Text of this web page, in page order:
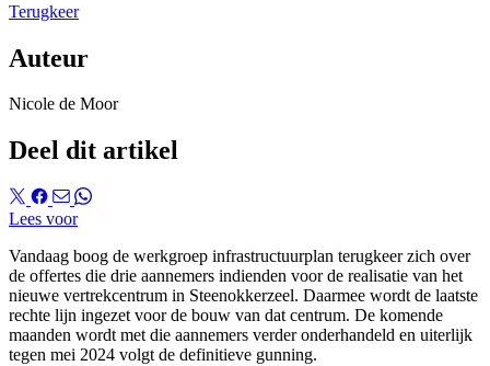
Terugkeer
Auteur
Nicole de Moor
Deel dit artikel
Lees voor
Vandaag boog de werkgroep infrastructuurplan terugkeer zich over
de offertes die drie aannemers indienden voor de realisatie van het
nieuwe vertrekcentrum in Steenokkerzeel. Daarmee wordt de laatste
rechte lijn ingezet voor de bouw van dat centrum. De komende
maanden wordt met die aannemers verder onderhandeld en uiterlijk
tegen mei 2024 volgt de definitieve gunning.